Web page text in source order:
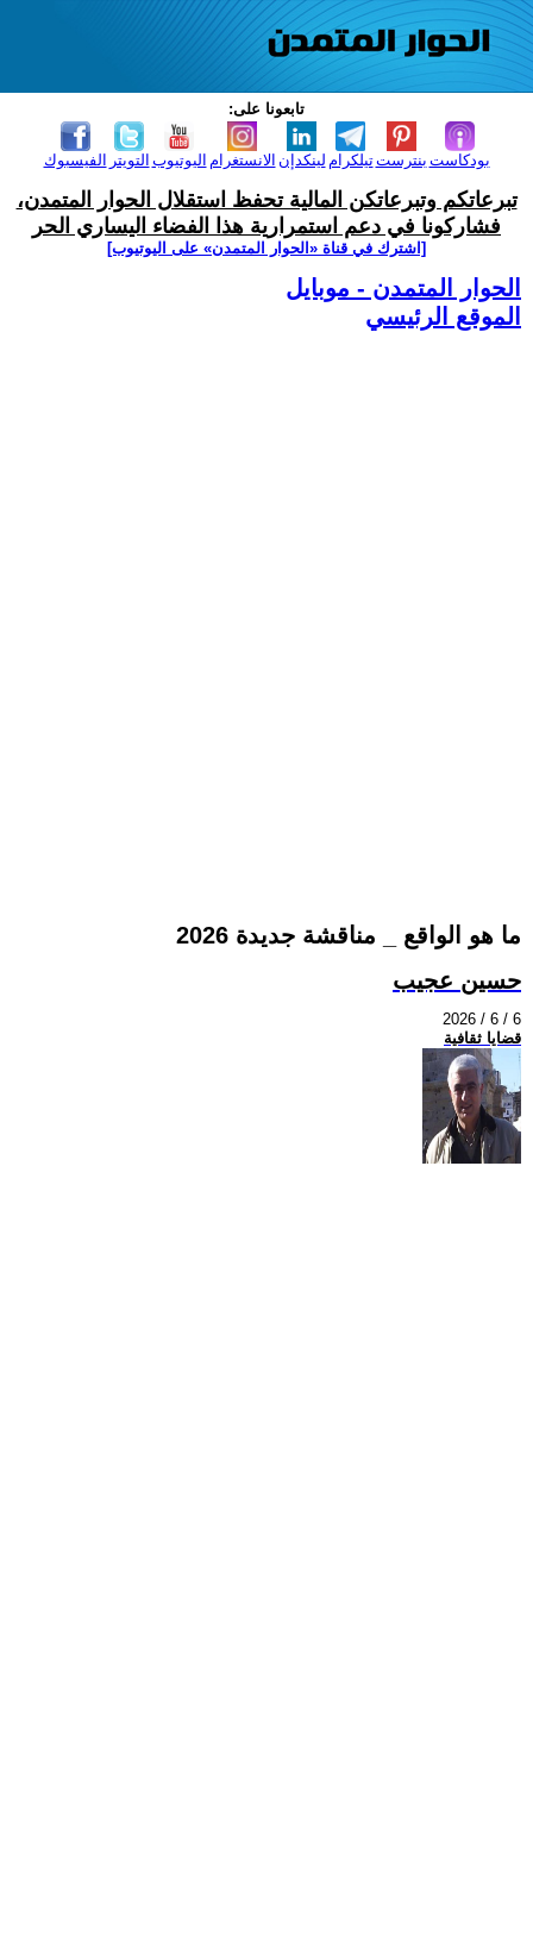
تابعونا على:
الفيسبوك التويتر اليوتيوب الانستغرام لينكدإن تيلكرامبنترست بودكاست
تبرعاتكم وتبرعاتكن المالية تحفظ استقلال الحوار المتمدن،
فشاركونا في دعم استمرارية هذا الفضاء اليساري الحر
[اشترك في قناة ‫«الحوار المتمدن» على اليوتيوب]
الحوار المتمدن - موبايل
الموقع الرئيسي
ما هو الواقع _ مناقشة جديدة 2026
حسين عجيب
2026 / 6 / 6
قضايا ثقافية